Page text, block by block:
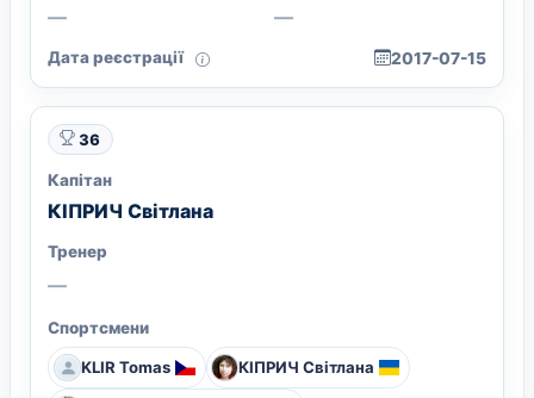
— —
Дата реєстрації 2017-07-15
36
Капітан
КІПРИЧ Світлана
Тренер
—
Спортсмени
KLIR Tomas КІПРИЧ Світлана